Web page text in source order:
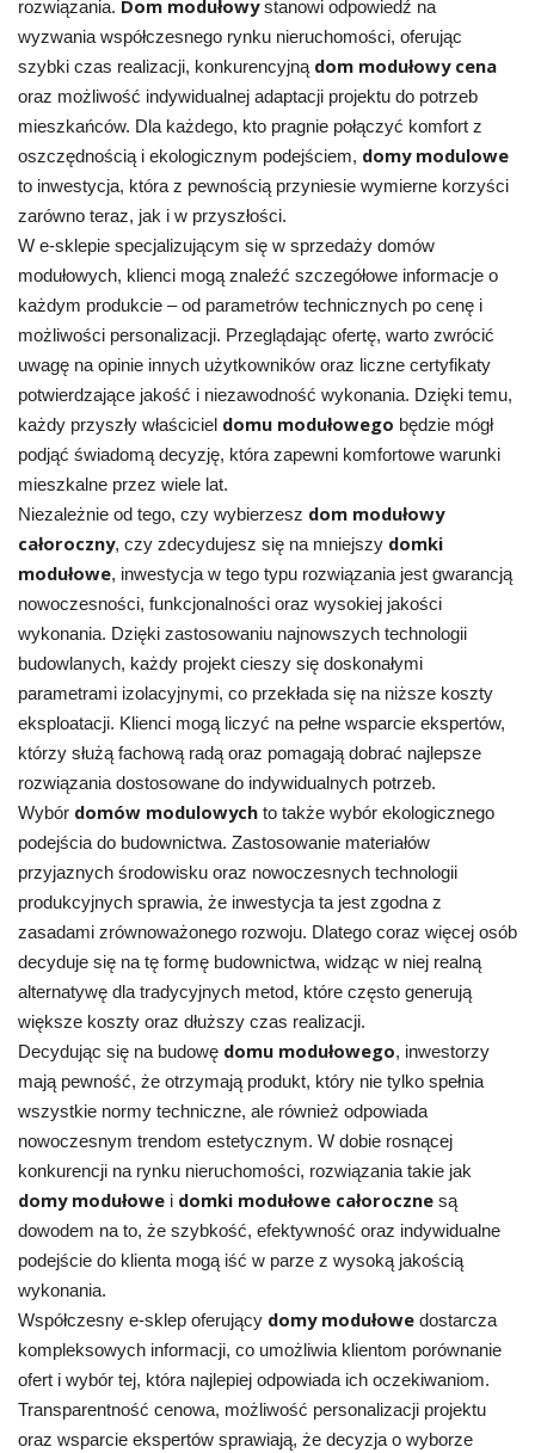
rozwiązania. Dom modułowystanowi odpowiedź na
wyzwania współczesnego rynku nieruchomości, oferując
szybki czas realizacji, konkurencyjną dom modułowy cena
oraz możliwość indywidualnej adaptacji projektu do potrzeb
mieszkańców. Dla każdego, kto pragnie połączyć komfort z
oszczędnością i ekologicznym podejściem, domy modulowe
to inwestycja, która z pewnością przyniesie wymierne korzyści
zarówno teraz, jak i w przyszłości.
W e-sklepie specjalizującym się w sprzedaży domów
modułowych, klienci mogą znaleźć szczegółowe informacje o
każdym produkcie – od parametrów technicznych po cenę i
możliwości personalizacji. Przeglądając ofertę, warto zwrócić
uwagę na opinie innych użytkowników oraz liczne certyfikaty
potwierdzające jakość i niezawodność wykonania. Dzięki temu,
każdy przyszły właściciel domu modułowego będzie mógł
podjąć świadomą decyzję, która zapewni komfortowe warunki
mieszkalne przez wiele lat.
Niezależnie od tego, czy wybierzesz dom modułowy
całoroczny, czy zdecydujesz się na mniejszy domki
modułowe, inwestycja w tego typu rozwiązania jest gwarancją
nowoczesności, funkcjonalności oraz wysokiej jakości
wykonania. Dzięki zastosowaniu najnowszych technologii
budowlanych, każdy projekt cieszy się doskonałymi
parametrami izolacyjnymi, co przekłada się na niższe koszty
eksploatacji. Klienci mogą liczyć na pełne wsparcie ekspertów,
którzy służą fachową radą oraz pomagają dobrać najlepsze
rozwiązania dostosowane do indywidualnych potrzeb.
Wybór domów modulowychto także wybór ekologicznego
podejścia do budownictwa. Zastosowanie materiałów
przyjaznych środowisku oraz nowoczesnych technologii
produkcyjnych sprawia, że inwestycja ta jest zgodna z
zasadami zrównoważonego rozwoju. Dlatego coraz więcej osób
decyduje się na tę formę budownictwa, widząc w niej realną
alternatywę dla tradycyjnych metod, które często generują
większe koszty oraz dłuższy czas realizacji.
Decydując się na budowę domu modułowego, inwestorzy
mają pewność, że otrzymają produkt, który nie tylko spełnia
wszystkie normy techniczne, ale również odpowiada
nowoczesnym trendom estetycznym. W dobie rosnącej
konkurencji na rynku nieruchomości, rozwiązania takie jak
domy modułowei domki modułowe całorocznesą
dowodem na to, że szybkość, efektywność oraz indywidualne
podejście do klienta mogą iść w parze z wysoką jakością
wykonania.
Współczesny e-sklep oferujący domy modułowedostarcza
kompleksowych informacji, co umożliwia klientom porównanie
ofert i wybór tej, która najlepiej odpowiada ich oczekiwaniom.
Transparentność cenowa, możliwość personalizacji projektu
oraz wsparcie ekspertów sprawiają, że decyzja o wyborze